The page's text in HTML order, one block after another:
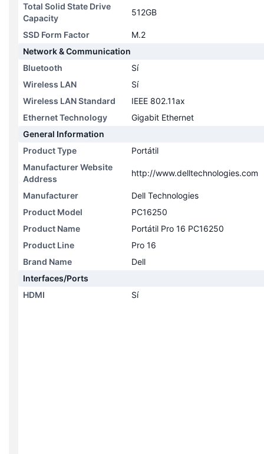
Total Solid State Drive
Capacity
512GB
SSD Form Factor
M.2
Network & Communication
Bluetooth
Sí
Wireless LAN
Sí
Wireless LAN Standard
IEEE 802.11ax
Ethernet Technology
Gigabit Ethernet
General Information
Product Type
Portátil
Manufacturer Website
Address
http://www.delltechnologies.com
Manufacturer
Dell Technologies
Product Model
PC16250
Product Name
Portátil Pro 16 PC16250
Product Line
Pro 16
Brand Name
Dell
Interfaces/Ports
HDMI
Sí